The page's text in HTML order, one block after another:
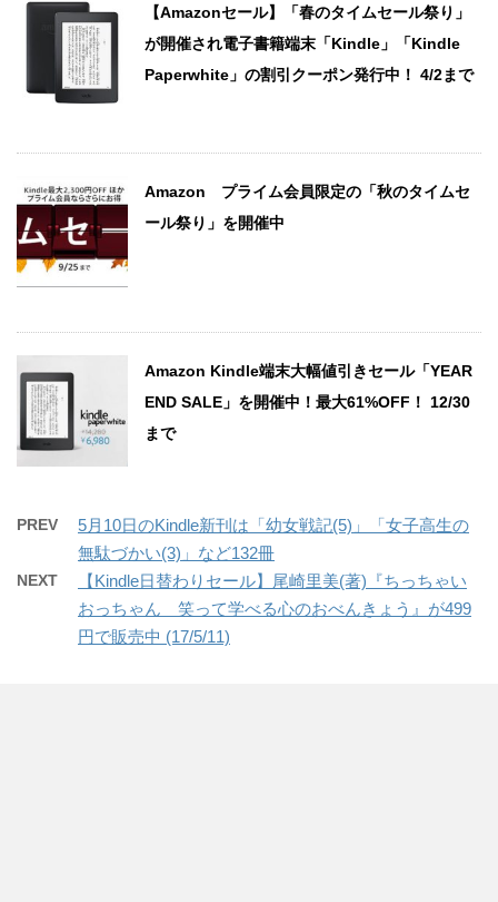
【Amazonセール】「春のタイムセール祭り」
が開催され電子書籍端末「Kindle」「Kindle
Paperwhite」の割引クーポン発行中！ 4/2まで
Amazon プライム会員限定の「秋のタイムセ
ール祭り」を開催中
Amazon Kindle端末大幅値引きセール「YEAR
END SALE」を開催中！最大61%OFF！ 12/30
まで
PREV
5月10日のKindle新刊は「幼女戦記(5)」「女子高生の
無駄づかい(3)」など132冊
NEXT
【Kindle日替わりセール】尾崎里美(著)『ちっちゃい
おっちゃん 笑って学べる心のおべんきょう』が499
円で販売中 (17/5/11)